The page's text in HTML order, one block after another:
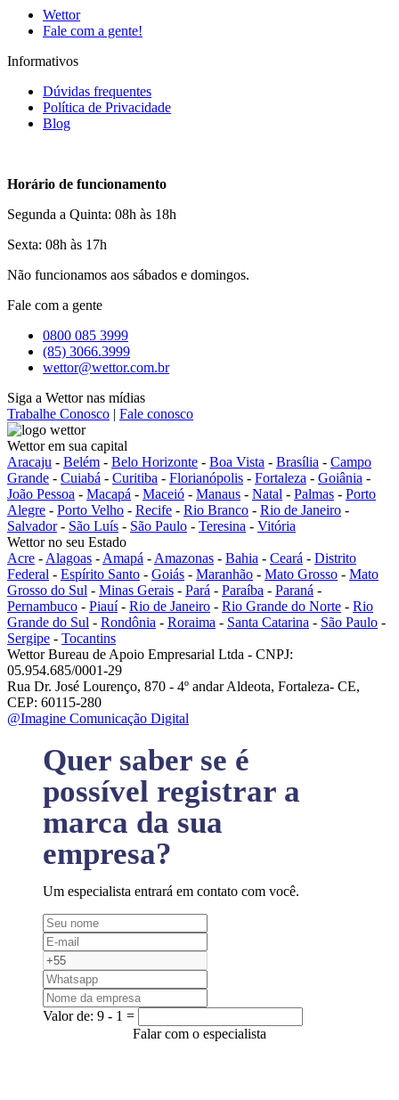
Wettor
Fale com a gente!
Informativos
Dúvidas frequentes
Política de Privacidade
Blog
Horário de funcionamento
Segunda a Quinta: 08h às 18h
Sexta: 08h às 17h
Não funcionamos aos sábados e domingos.
Fale com a gente
0800 085 3999
(85) 3066.3999
wettor@wettor.com.br
Siga a Wettor nas mídias
Trabalhe Conosco | Fale conosco
Wettor em sua capital
Aracaju - Belém - Belo Horizonte - Boa Vista - Brasília - Campo
Grande - Cuiabá - Curitiba - Florianópolis - Fortaleza - Goiânia -
João Pessoa - Macapá - Maceió - Manaus - Natal - Palmas - Porto
Alegre - Porto Velho - Recife - Rio Branco - Rio de Janeiro -
Salvador- São Luís - São Paulo - Teresina - Vitória
Wettor no seu Estado
Acre - Alagoas - Amapá - Amazonas - Bahia - Ceará - Distrito
Federal - Espírito Santo - Goiás - Maranhão - Mato Grosso - Mato
Grosso do Sul - Minas Gerais - Pará - Paraíba - Paraná -
Pernambuco - Piauí- Rio de Janeiro - Rio Grande do Norte - Rio
Grande do Sul - Rondônia - Roraima - Santa Catarina - São Paulo -
Sergipe - Tocantins
Wettor Bureau de Apoio Empresarial Ltda - CNPJ:
05.954.685/0001-29
Rua Dr. José Lourenço, 870 - 4º andar Aldeota, Fortaleza- CE,
CEP: 60115-280
@Imagine Comunicação Digital
Quer saber se é
possível registrar a
marca da sua
empresa?
Um especialista entrará em contato com você.
Valor de: 9 - 1 =
Falar com o especialista